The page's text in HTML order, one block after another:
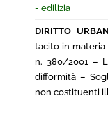
- edilizia
DIRITTO
tacito in materia
n. 380/2001 –
difformità –
non costituenti